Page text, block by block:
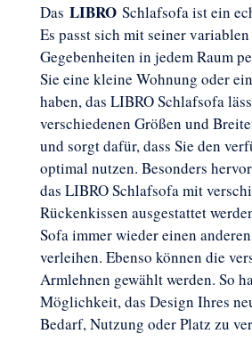
Das LIBROSchlafsofa ist ein
Es passt sich mit seiner
Gegebenheiten in jedem Raum
Sie eine kleine Wohnung oder
haben, das LIBRO Schlafsofa
verschiedenen Größen und
und sorgt dafür, dass Sie den
optimal nutzen. Besonders
das LIBRO Schlafsofa mit
Rückenkissen ausgestattet
Sofa immer wieder einen
verleihen. Ebenso können die
Armlehnen gewählt werden. So
Möglichkeit, das Design Ihres
Bedarf, Nutzung oder Platz zu